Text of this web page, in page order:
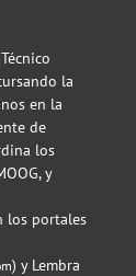
la
en la
de
los
y
los portales
) y Lembra